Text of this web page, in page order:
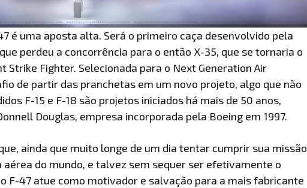
é uma aposta alta. Será o primeiro caça desenvolvido pela
perdeu a concorrência para o então X-35, que se tornaria o
Strike Fighter. Selecionada para o Next Generation Air
de partir das pranchetas em um novo projeto, algo que não
F-15 e F-18 são projetos iniciados há mais de 50 anos,
Douglas, empresa incorporada pela Boeing em 1997.
ainda que muito longe de um dia tentar cumprir sua missão
aérea do mundo, e talvez sem sequer ser efetivamente o
F-47 atue como motivador e salvação para a mais fabricante